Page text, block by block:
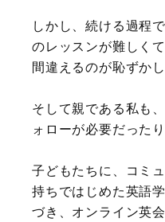
しかし、続ける過程
のレッスンが難しく
間違えるのが恥ずか
そして親である私も
ォローが必要だった
子どもたちに、コミ
持ちではじめた英語
づき、オンライン英